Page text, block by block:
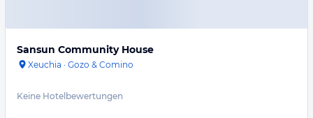
Sansun Community House
Xeuchia · Gozo & Comino
Keine Hotelbewertungen